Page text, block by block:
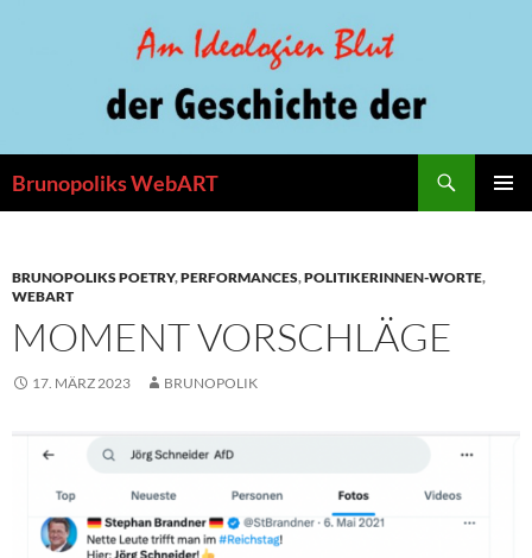
Brunopoliks WebART
BRUNOPOLIKS POETRY,PERFORMANCES,POLITIKERINNEN-WORTE,
WEBART
MOMENT VORSCHLÄGE
17. MÄRZ 2023 BRUNOPOLIK